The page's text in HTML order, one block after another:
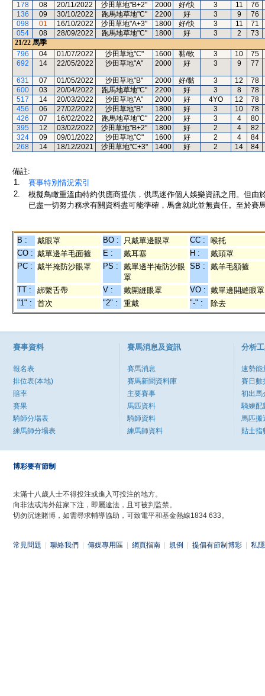
178
08 20/11/2022 沙田草地"B+2" 2000 好/快 3 11
76
136
09 30/10/2022 跑馬地草地"C" 2200 好 3 9
76
098
01 16/10/2022 沙田草地"A+3" 1800 好/快 3 11
71
054
08 28/09/2022 跑馬地草地"C" 1800 好 3 2
73
21/22 馬季
796
04 01/07/2022 沙田草地"C" 1600 黏/軟 3 10
75
692
14 22/05/2022 沙田草地"A" 2000 好 3 9 77
631 07 01/05/2022 沙田草地"B" 2000 好/黏 3 12
78
600
03 20/04/2022 跑馬地草地"C" 2200 好 3 8
78
517
14 20/03/2022 沙田草地"A" 2000 好 4YO 12
78
456
06 27/02/2022 沙田草地"B" 1800 好 3 10
78
426
07 16/02/2022 跑馬地草地"C" 2200 好 3 4
80
395
12 03/02/2022 沙田草地"B+2" 1800 好 2 4
82
324
09 09/01/2022 沙田草地"C" 1600 好 2 4
84
268
14 18/12/2021 沙田草地"C+3" 1400 好 2 14 84
備註:
1.
賽事特別情況索引
2.
模擬鳥瞰重溫由特約供應商提供，供馬迷作個人娛樂資訊之用。但
已盡一切努力務求有關資料盡可能準確，馬會就此並無責任。至於賽
B : 戴眼罩 BO : 只戴單邊眼罩 CC :
喉托
CO : 戴單邊羊毛面箍 E : 戴耳塞 H :
戴頭罩
PC : 戴半掩防沙眼罩 PS :
戴單邊半掩防沙眼
罩
SB : 戴羊毛額箍
TT : 綁繫舌帶 V : 戴開縫眼罩 VO : 戴單邊開縫眼罩
"1" :
首次 "2" : 重戴 "-" : 除去
賽事資料
報名表
排位表(本地)
賠率
賽果
騎師分場表
練馬師分場表
賽馬消息及資訊
賽馬消息
賽馬新聞資料庫
主要賽事
馬匹資料
騎師資料
練馬師資料
分析
速勢能
賽日數
初出馬
騎練配
馬匹搬
貼士指
博彩要有節制
未滿十八歲人士不得投注或進入可投注的地方。
向非法或海外莊家下注，即屬違法，且可被判監禁。
切勿沉迷賭博，如需尋求輔導協助，可致電平和基金熱線1834 633。
常見問題 聯絡我們 傳媒專用區 網頁指南 規例 提倡有節制博彩 私